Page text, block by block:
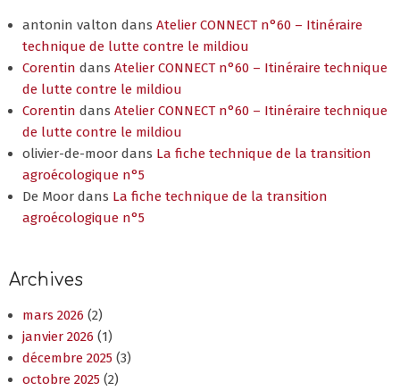
antonin valton dans Atelier CONNECT n°60 – Itinéraire
technique de lutte contre le mildiou
Corentin dans Atelier CONNECT n°60 – Itinéraire technique
de lutte contre le mildiou
Corentin dans Atelier CONNECT n°60 – Itinéraire technique
de lutte contre le mildiou
olivier-de-moor dans La fiche technique de la transition
agroécologique n°5
De Moor dans La fiche technique de la transition
agroécologique n°5
Archives
mars 2026 (2)
janvier 2026 (1)
décembre 2025 (3)
octobre 2025 (2)